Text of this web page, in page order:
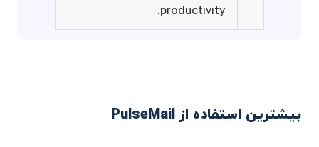
productivity.
بیشترین استفاده از PulseMail